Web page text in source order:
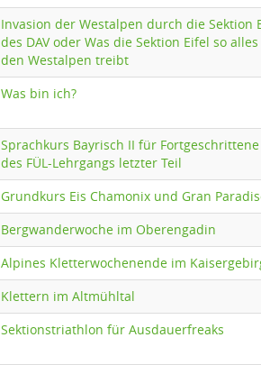
Invasion der Westalpen durch die Sektion
des DAV oder Was die Sektion Eifel so
den Westalpen treibt
Was bin ich?
Sprachkurs Bayrisch II für
des FÜL-Lehrgangs letzter Teil
Grundkurs Eis Chamonix und Gran
Bergwanderwoche im Oberengadin
Alpines Kletterwochenende im
Klettern im Altmühltal
Sektionstriathlon für Ausdauerfreaks